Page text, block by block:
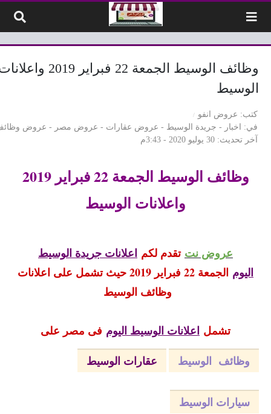
وظائف الوسيط الجمعة 22 فبراير 2019
الوسيط
كتب
عروض انفو
في
اخبار - جريدة الوسيط - عروض عقارات - عروض مصر - عروض
آخر تحديث 30 يوليو 2020 - 3:43م
وظائف الوسيط الجمعة 22 فبراير 2019
واعلانات الوسيط
عروض نت تقدم لكم اعلانات جريدة الوسيط
اليوم
الجمعة 22 فبراير 2019 حيث تشمل على اعلانات
وظائف الوسيط
تشمل اعلانات الوسيط اليوم فى مصر على
وظائف الوسيط
عقارات الوسيط
سيارات الوسيط